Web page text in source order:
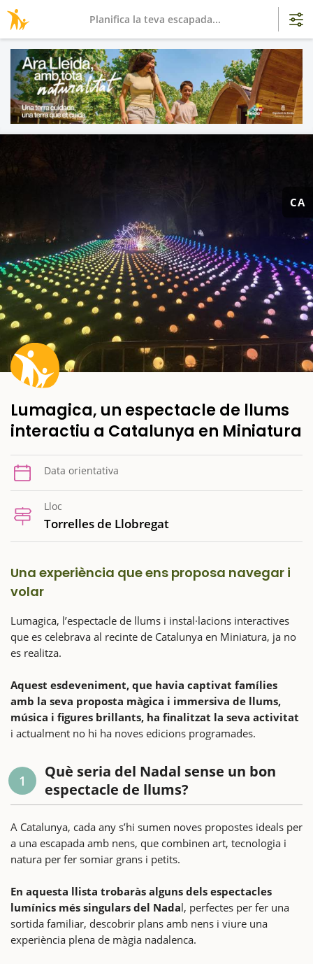
CA
Lumagica, un espectacle de llums
interactiu a Catalunya en Miniatura
Data orientativa
Lloc
Torrelles de Llobregat
Una experiència que ens proposa navegar i
volar
Lumagica, l’espectacle de llums i instal·lacions interactives
que es celebrava al recinte de Catalunya en Miniatura, ja no
es realitza.
Aquest esdeveniment, que havia captivat famílies
amb la seva proposta màgica i immersiva de llums,
música i figures brillants, ha finalitzat la seva activitat
i actualment no hi ha noves edicions programades.
1
Què seria del Nadal sense un bon
espectacle de llums?
A Catalunya, cada any s’hi sumen noves propostes ideals per
a una escapada amb nens, que combinen art, tecnologia i
natura per fer somiar grans i petits.
En aquesta llista trobaràs alguns dels espectacles
lumínics més singulars del Nadal, perfectes per fer una
sortida familiar, descobrir plans amb nens i viure una
experiència plena de màgia nadalenca.
Planifica la teva escapada...